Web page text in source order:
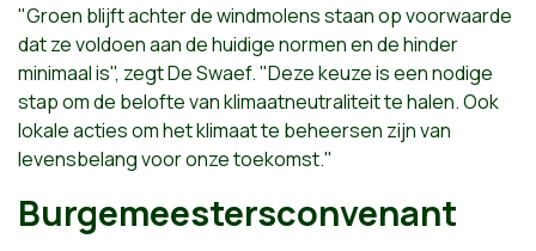
"Groen blijft achter de windmolens staan op voorwaarde
dat ze voldoen aan de huidige normen en de hinder
minimaal is", zegt De Swaef. "Deze keuze is een nodige
stap om de belofte van klimaatneutraliteit te halen. Ook
lokale acties om het klimaat te beheersen zijn van
levensbelang voor onze toekomst."
Burgemeestersconvenant